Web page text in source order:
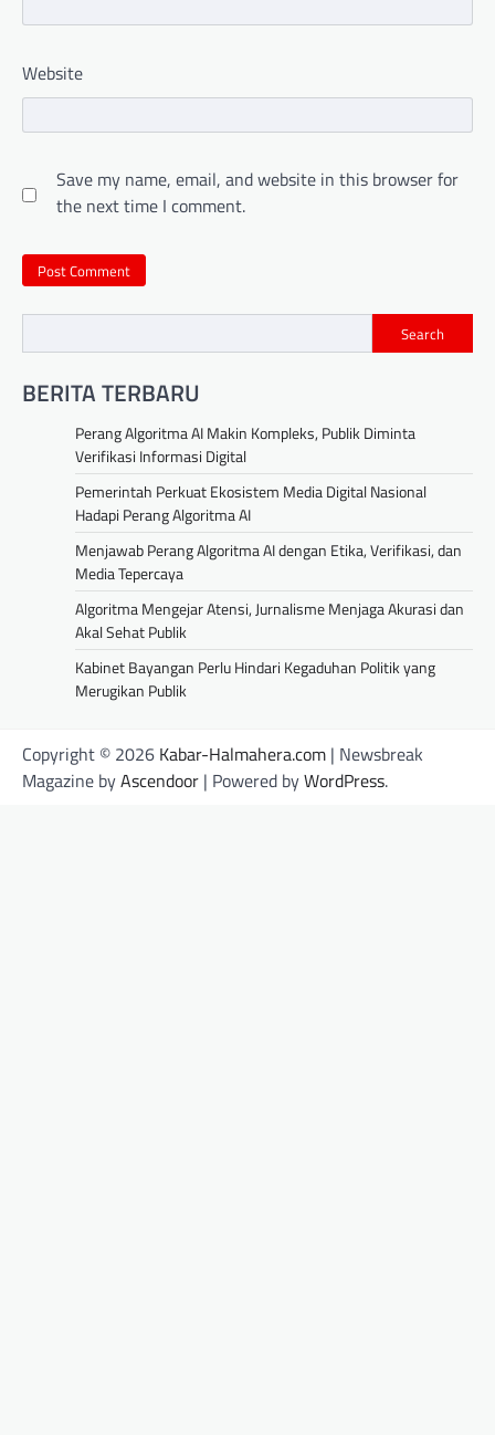
Website
Save my name, email, and website in this browser for
the next time I comment.
Search
BERITA TERBARU
Perang Algoritma AI Makin Kompleks, Publik Diminta
Verifikasi Informasi Digital
Pemerintah Perkuat Ekosistem Media Digital Nasional
Hadapi Perang Algoritma AI
Menjawab Perang Algoritma AI dengan Etika, Verifikasi, dan
Media Tepercaya
Algoritma Mengejar Atensi, Jurnalisme Menjaga Akurasi dan
Akal Sehat Publik
Kabinet Bayangan Perlu Hindari Kegaduhan Politik yang
Merugikan Publik
Copyright © 2026 Kabar-Halmahera.com | Newsbreak
Magazine byAscendoor | Powered byWordPress.